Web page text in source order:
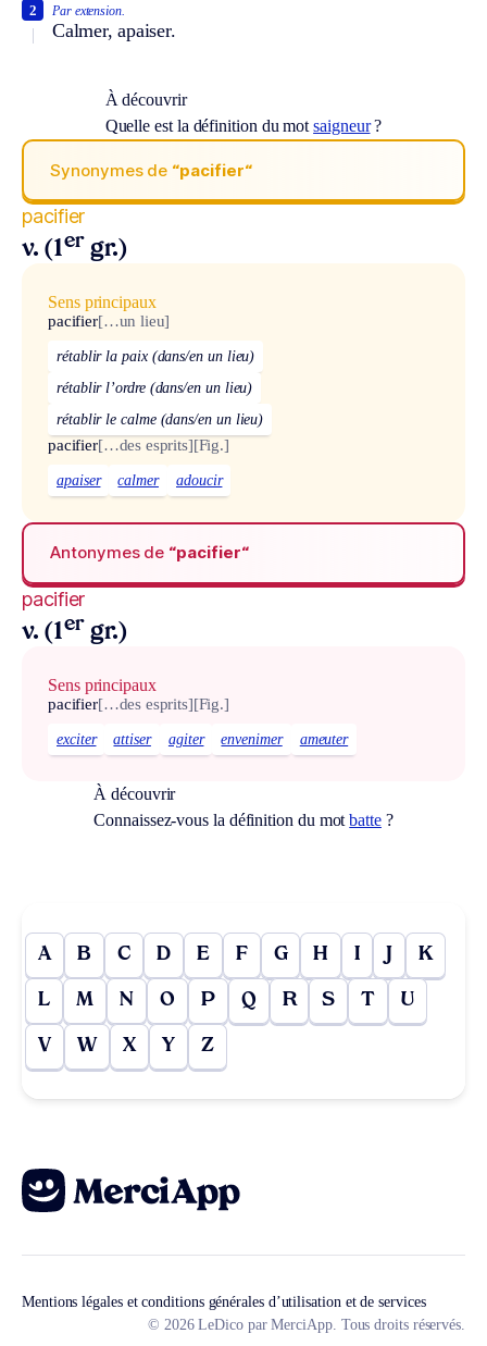
Par extension.
Calmer, apaiser.
2
À découvrir
Quelle est la définition du motsaigneur?
Synonymes de “pacifier“
pacifier
v. (1er gr.)
Sens principaux
pacifier[…un lieu]
rétablir la paix (dans/en un lieu)
rétablir l’ordre (dans/en un lieu)
rétablir le calme (dans/en un lieu)
pacifier[…des esprits][Fig.]
apaiser calmer adoucir
Antonymes de “pacifier“
pacifier
v. (1er gr.)
Sens principaux
pacifier[…des esprits][Fig.]
exciter attiser agiter envenimer ameuter
À découvrir
Connaissez-vous la définition du motbatte?
A B C D E F G H I J K
L M N O P Q R S T U
V W X Y Z
Mentions légales et conditions générales d’utilisation et de services
© 2026 LeDico par MerciApp. Tous droits réservés.